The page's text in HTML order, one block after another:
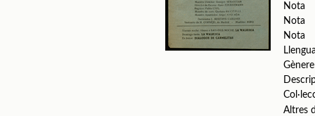
Nota
Nota
Nota
Gènere
Altres